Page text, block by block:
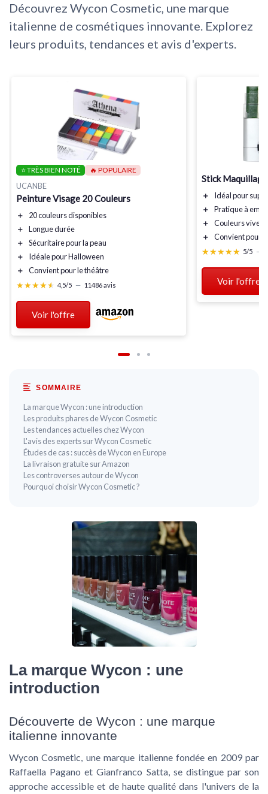
Découvrez Wycon Cosmetic, une marque
italienne de cosmétiques innovante. Explorez
leurs produits, tendances et avis d'experts.
⭐ TRÈS BIEN NOTÉ 🔥 POPULAIRE
UCANBE
Peinture Visage 20 Couleurs
＋ 20 couleursdisponibles
＋
Longue durée
＋
Sécuritairepour la peau
＋
Idéale pour Halloween
＋
Convient pour le théâtre
★★★★★
★★★★★ 4,5/5 — 11486 avis
Voir l'offre
Stick
＋ Idéal pour
＋
Pratique à
＋
Couleursvives
＋
Convient pour
★★★★★
★★★★★ 5/5 —
Voir l'offre
SOMMAIRE
La marque Wycon : une introduction
Les produits phares de Wycon Cosmetic
Les tendances actuelles chez Wycon
L'avis des experts sur Wycon Cosmetic
Études de cas : succès de Wycon en Europe
La livraison gratuite sur Amazon
Les controverses autour de Wycon
Pourquoi choisir Wycon Cosmetic ?
La marque Wycon : une
introduction
Découverte de Wycon : une marque
italienne innovante
Wycon Cosmetic, une marque italienne fondée en 2009 par
Raffaella Pagano et Gianfranco Satta, se distingue par son
approche accessible et de haute qualité dans l'univers de la